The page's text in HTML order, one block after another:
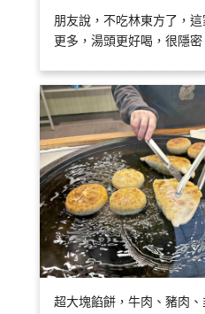
朋友說，不吃林東方了，
更多，湯頭更好喝，很隱密
超大塊餡餅，牛肉、豬肉、